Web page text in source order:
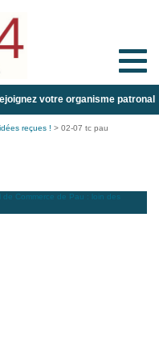
Toggle
votre organisme patronal
reçues ! > 02-07 tc pau
de Commerce de Pau : loin des